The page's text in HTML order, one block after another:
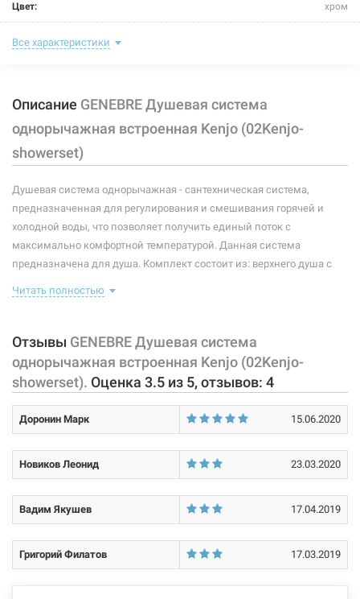
Цвет: хром
Назначение смесителя:
Тип затворной части: керамический картридж
Размер картриджа:
Тип: однорычажный
Все характеристики
Описание GENEBRE Душевая система
однорычажная встроенная Kenjo (02Kenjo-
showerset)
Душевая система однорычажная - сантехническая система,
предназначенная для регулирования и смешивания горячей и
холодной воды, что позволяет получить единый поток с
максимально комфортной температурой. Данная система
предназначена для душа. Комплект состоит из: верхнего душа с
душа, оснащенным подключением шланга (1649 04+DXK1 45),
внешней декоративной панели с рычагом управления, а также
встроенного механизма. Размер верхнего душа 22 см. Длина
шланга 170 см. Длина кронштейна 35,5 см. Диаметр ручной лейки
10,2 см.
Характеристики и конфигурация изделия, а также комплектация
внесенные производителем изменения, магазин ответственности
не несет.
Читать полностью
Отзывы GENEBRE Душевая система
однорычажная встроенная Kenjo (02Kenjo-
showerset). Оценка 3.5 из 5, отзывов: 4
Доронин Марк 15.06.2020
Новиков Леонид 23.03.2020
Вадим Якушев 17.04.2019
Григорий Филатов 17.03.2019